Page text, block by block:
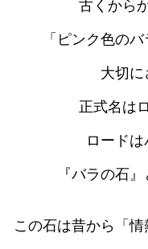
古くから
「ピンク色の
大切に
正式名は
ロード
『バラの石
この石は昔から「情